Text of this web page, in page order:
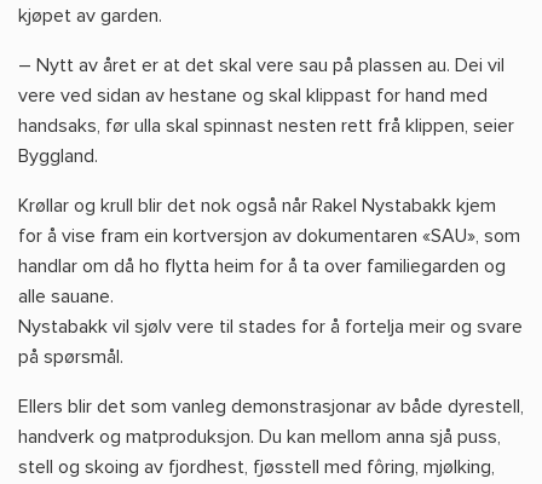
kjøpet av garden.
– Nytt av året er at det skal vere sau på plassen au. Dei vil
vere ved sidan av hestane og skal klippast for hand med
handsaks, før ulla skal spinnast nesten rett frå klippen, seier
Byggland.
Krøllar og krull blir det nok også når Rakel Nystabakk kjem
for å vise fram ein kortversjon av dokumentaren «SAU», som
handlar om då ho flytta heim for å ta over familiegarden og
alle sauane.
Nystabakk vil sjølv vere til stades for å fortelja meir og svare
på spørsmål.
Ellers blir det som vanleg demonstrasjonar av både dyrestell,
handverk og matproduksjon. Du kan mellom anna sjå puss,
stell og skoing av fjordhest, fjøsstell med fôring, mjølking,